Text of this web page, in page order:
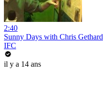
2:40
Sunny Days with Chris Gethard
IFC
il y a 14 ans